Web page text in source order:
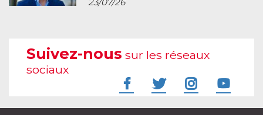
Suivez-nous sur les réseaux
sociaux